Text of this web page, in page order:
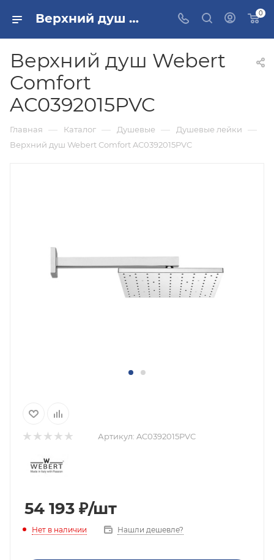
Верхний душ Webert Comfort AC0392015PVC купить в Москве 0
Верхний душ Webert
Comfort
AC0392015PVC
Главная — Каталог — Душевые — Душевые лейки —
Верхний душ Webert Comfort AC0392015PVC
Артикул: AC0392015PVC
54 193 ₽/шт
Нет в наличии Нашли дешевле?